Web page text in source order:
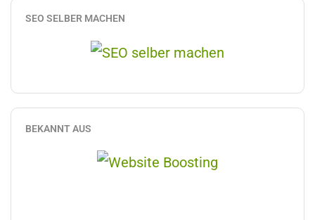
SEO SELBER MACHEN
BEKANNT AUS